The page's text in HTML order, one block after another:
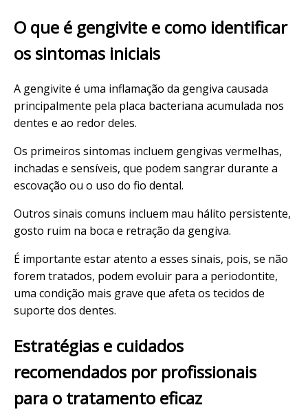
O que é gengivite e como identificar
os sintomas iniciais
A gengivite é uma inflamação da gengiva causada
principalmente pela placa bacteriana acumulada nos
dentes e ao redor deles.
Os primeiros sintomas incluem gengivas vermelhas,
inchadas e sensíveis, que podem sangrar durante a
escovação ou o uso do fio dental.
Outros sinais comuns incluem mau hálito persistente,
gosto ruim na boca e retração da gengiva.
É importante estar atento a esses sinais, pois, se não
forem tratados, podem evoluir para a periodontite,
uma condição mais grave que afeta os tecidos de
suporte dos dentes.
Estratégias e cuidados
recomendados por profissionais
para o tratamento eficaz